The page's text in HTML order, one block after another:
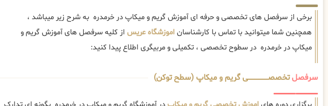
برخی از سرفصل های تخصصی و حرفه ای آموزش گریم و میکاپ در خرمدره به شرح زیر میباشد ،
همچنین شما میتوانید با تماس با کارشناسان اموزشگاه عریس از کلیه سرفصل های آموزش گریم و
میکاپ در خرمدره در سطوح تخصصی ، تکمیلی و مربیگری اطلاع پیدا کنید:
سرفصلتخصصــــــــــــــــــــی گریم و میکاپ (سطح توکن)